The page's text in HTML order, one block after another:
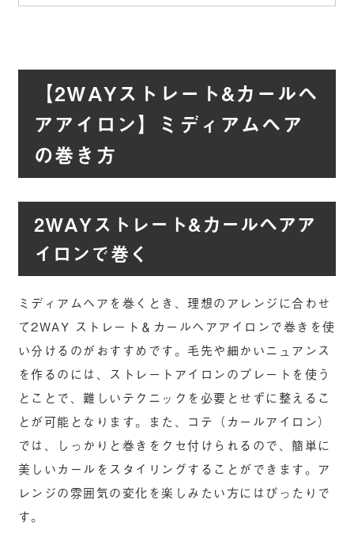
【2WAYストレート&カールヘ
アアイロン】ミディアムヘア
の巻き方
2WAYストレート&カールヘアア
イロンで巻く
ミディアムヘアを巻くとき、理想のアレンジに合わせ
て2WAY ストレート＆カールヘアアイロンで巻きを使
い分けるのがおすすめです。毛先や細かいニュアンス
を作るのには、ストレートアイロンのプレートを使う
とことで、難しいテクニックを必要とせずに整えるこ
とが可能となります。また、コテ（カールアイロン）
では、しっかりと巻きをクセ付けられるので、簡単に
美しいカールをスタイリングすることができます。ア
レンジの雰囲気の変化を楽しみたい方にはぴったりで
す。